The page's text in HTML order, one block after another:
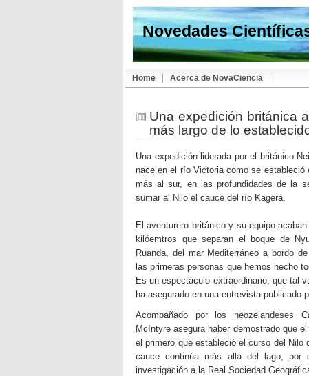
Novedades
Home Acerca de NovaCiencia
Una expedición británica
más largo de lo
Una expedición liderada por el británico
nace en el río Victoria como se
más al sur, en las profundidades de la
sumar al Nilo el cauce del río Kagera.
El aventurero británico y su equipo
kilóemtros que separan el boque de
Ruanda, del mar Mediterráneo a bordo
las primeras personas que hemos hecho
Es un espectáculo extraordinario, que tal
ha asegurado en una entrevista publicado
Acompañado por los neozelandeses
McIntyre asegura haber demostrado que
el primero que estableció el curso del Nilo
cauce continúa más allá del lago, por
investigación a la Real Sociedad